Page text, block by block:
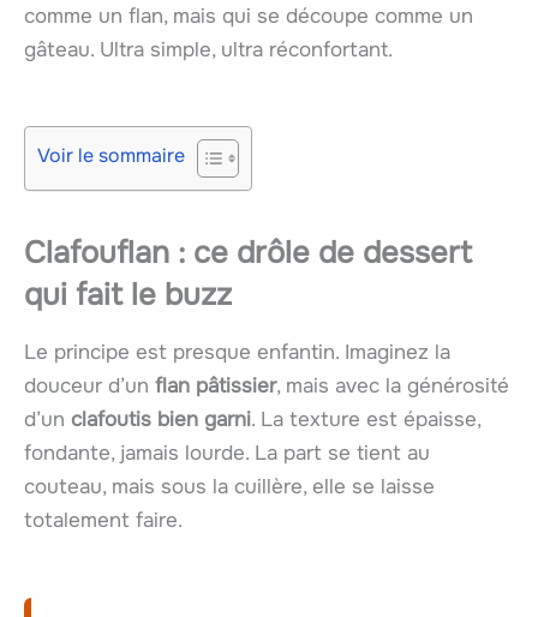
comme un flan, mais qui se découpe comme un
gâteau. Ultra simple, ultra réconfortant.
Voir le sommaire
Clafouflan : ce drôle de dessert
qui fait le buzz
Le principe est presque enfantin. Imaginez la
douceur d’un flan pâtissier, mais avec la générosité
d’un clafoutis bien garni. La texture est épaisse,
fondante, jamais lourde. La part se tient au
couteau, mais sous la cuillère, elle se laisse
totalement faire.